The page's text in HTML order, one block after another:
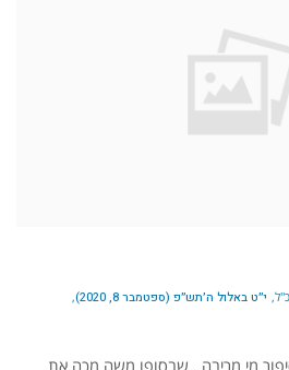
י״ט באלול ה׳תש״פ (ספטמבר 8, 2020)
מי מריבה , שבסופו משה מכה את